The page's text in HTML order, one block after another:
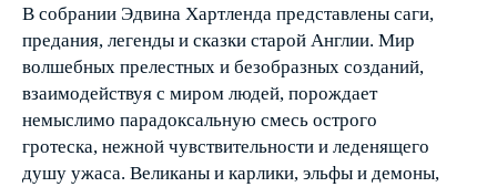
В собрании Эдвина Хартленда представлены саги,
предания, легенды и сказки старой Англии. Мир
волшебных прелестных и безобразных созданий,
взаимодействуя с миром людей, порождает
немыслимо парадоксальную смесь острого
гротеска, нежной чувствительности и леденящего
душу ужаса. Великаны и карлики, эльфы и демоны,